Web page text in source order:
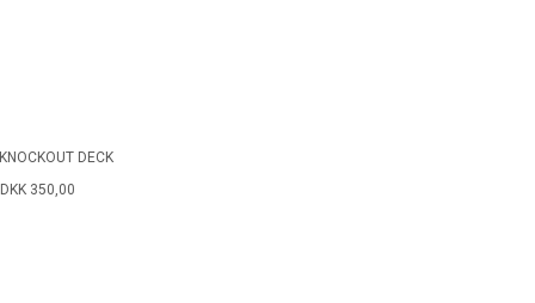
DECK
DKK 350,00